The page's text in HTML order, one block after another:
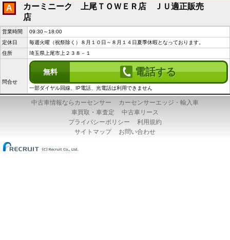
A
カーミニーク 上尾ＴＯＷＥＲ店 ＪＵ適正販売
店
営業時間
09:30～18:00
定休日
毎週火曜（祝祭除く）８月１０日～８月１４日夏季休暇となっております。
住所
埼玉県上尾市上２３８－１
問合せ
無料 電話する
一部ダイヤル回線、IP電話、光電話は利用できません
中古車情報ならカーセンサー
カーセンサーエッジ・輸入車
車買取・車査定
中古車リース
プライバシーポリシー
利用規約
サイトマップ
お問い合わせ